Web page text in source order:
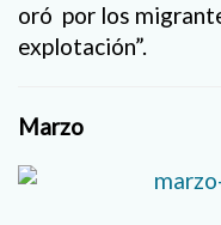
oró por los
explotación”.
Marzo